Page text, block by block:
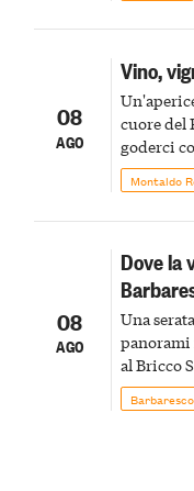
08
AGO
Vino,
cuore del
goderci
Montaldo
08
AGO
Dove la
Una
panorami
al Bricco
Barbaresco